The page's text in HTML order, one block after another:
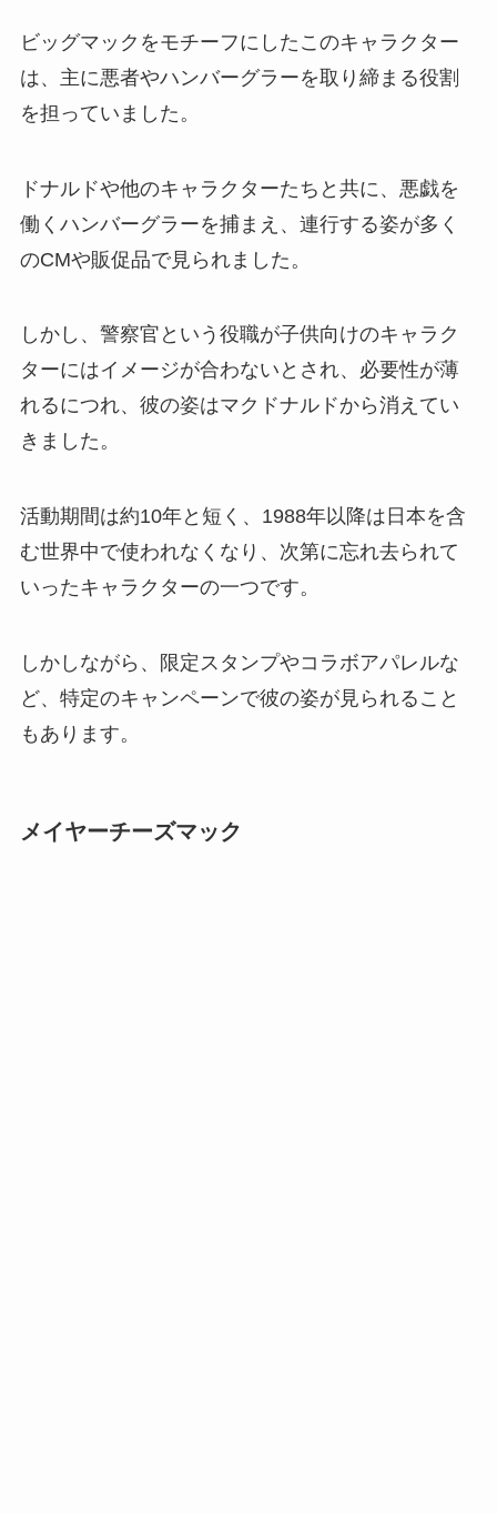
ビッグマックをモチーフにしたこのキャラクター
は、主に悪者やハンバーグラーを取り締まる役割
を担っていました。
ドナルドや他のキャラクターたちと共に、悪戯を
働くハンバーグラーを捕まえ、連行する姿が多く
のCMや販促品で見られました。
しかし、警察官という役職が子供向けのキャラク
ターにはイメージが合わないとされ、必要性が薄
れるにつれ、彼の姿はマクドナルドから消えてい
きました。
活動期間は約10年と短く、1988年以降は日本を含
む世界中で使われなくなり、次第に忘れ去られて
いったキャラクターの一つです。
しかしながら、限定スタンプやコラボアパレルな
ど、特定のキャンペーンで彼の姿が見られること
もあります。
メイヤーチーズマック